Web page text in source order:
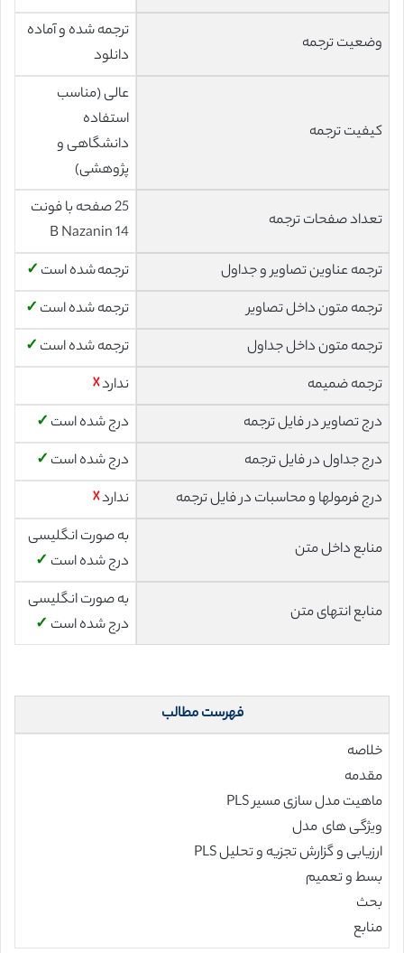
وضعیت ترجمه
ترجمه شده و آماده
دانلود
کیفیت ترجمه
عالی (مناسب
استفاده
دانشگاهی و
پژوهشی)
تعداد صفحات ترجمه
25 صفحه با فونت
14 B Nazanin
ترجمه عناوین تصاویر و جداول
ترجمه شده است ✓
ترجمه متون داخل تصاویر
ترجمه شده است ✓
ترجمه متون داخل جداول
ترجمه شده است ✓
ترجمه ضمیمه
ندارد☓
درج تصاویر در فایل ترجمه
درج شده است ✓
درج جداول در فایل ترجمه
درج شده است ✓
درج فرمولها و محاسبات در فایل ترجمه
ندارد☓
منابع داخل متن
به صورت انگلیسی
درج شده است ✓
منابع انتهای متن
به صورت انگلیسی
درج شده است ✓
فهرست مطالب
خلاصه
مقدمه
ماهیت مدل سازی مسیر PLS
ویژگی های مدل
ارزیابی و گزارش تجزیه و تحلیل PLS
بسط و تعمیم
بحث
منابع